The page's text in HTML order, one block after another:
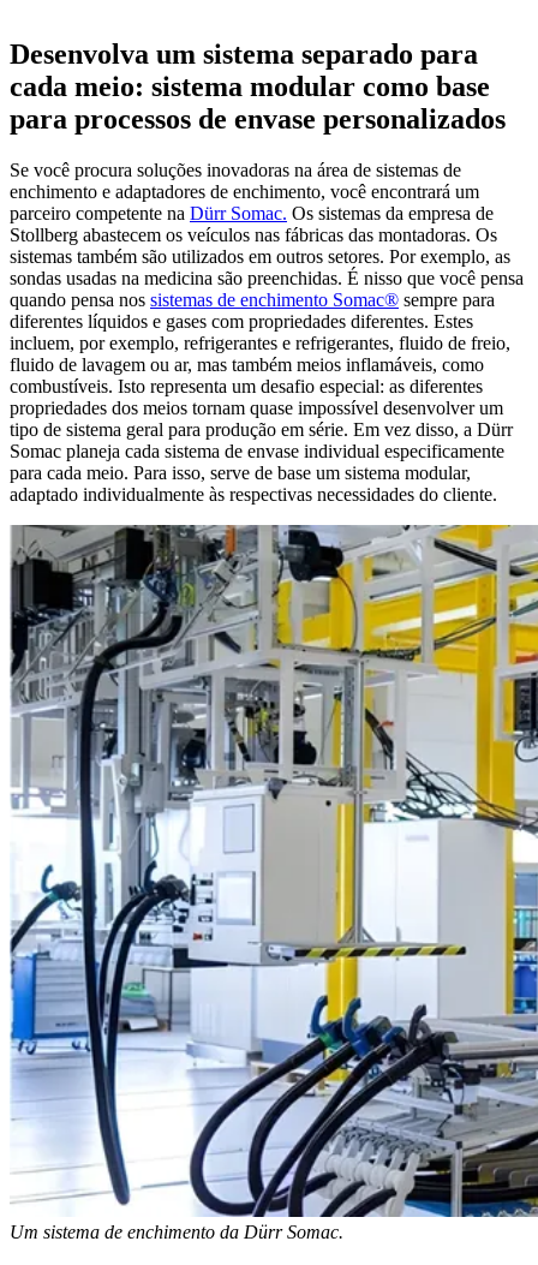
Desenvolva um sistema separado para
cada meio: sistema modular como base
para processos de envase personalizados
Se você procura soluções inovadoras na área de sistemas de
enchimento e adaptadores de enchimento, você encontrará um
parceiro competente na Dürr Somac. Os sistemas da empresa de
Stollberg abastecem os veículos nas fábricas das montadoras. Os
sistemas também são utilizados em outros setores. Por exemplo, as
sondas usadas na medicina são preenchidas. É nisso que você pensa
quando pensa nos sistemas de enchimento Somac® sempre para
diferentes líquidos e gases com propriedades diferentes. Estes
incluem, por exemplo, refrigerantes e refrigerantes, fluido de freio,
fluido de lavagem ou ar, mas também meios inflamáveis, como
combustíveis. Isto representa um desafio especial: as diferentes
propriedades dos meios tornam quase impossível desenvolver um
tipo de sistema geral para produção em série. Em vez disso, a Dürr
Somac planeja cada sistema de envase individual especificamente
para cada meio. Para isso, serve de base um sistema modular,
adaptado individualmente às respectivas necessidades do cliente.
Um sistema de enchimento da Dürr Somac.